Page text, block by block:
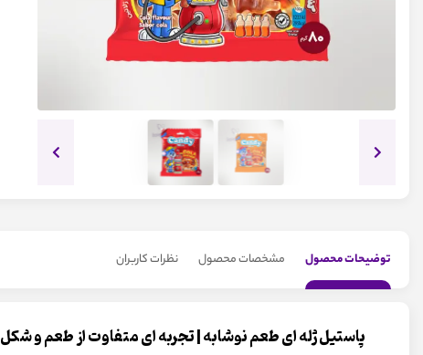
توضیحات محصول مشخصات محصول نظرات کاربران
پاستیل ژله ای طعم نوشابه | تجربه ای متفاوت از طعم و شکل